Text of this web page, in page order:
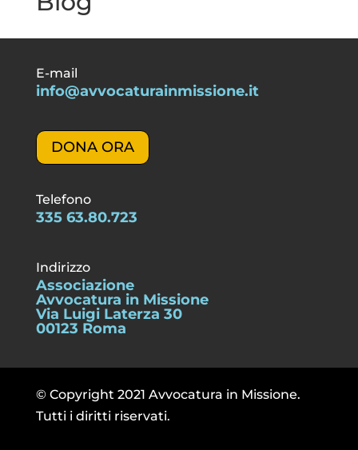
E-mail
info@avvocaturainmissione.it
DONA ORA
Telefono
335 63.80.723
Indirizzo
Associazione
Avvocatura in Missione
Via Luigi Laterza 30
00123 Roma
© Copyright 2021 Avvocatura in Missione.
Tutti i diritti riservati.